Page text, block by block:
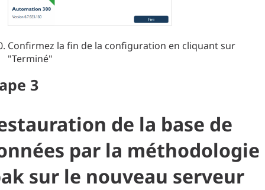
Confirmez la fin de la configuration en cliquant sur
"Terminé"
3
de la base de
par la méthodologie
sur le nouveau serveur